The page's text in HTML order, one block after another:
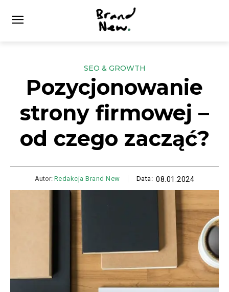
SEO & GROWTH
Pozycjonowanie
strony firmowej –
od czego zacząć?
Autor: Redakcja Brand New Data: 08.01.2024